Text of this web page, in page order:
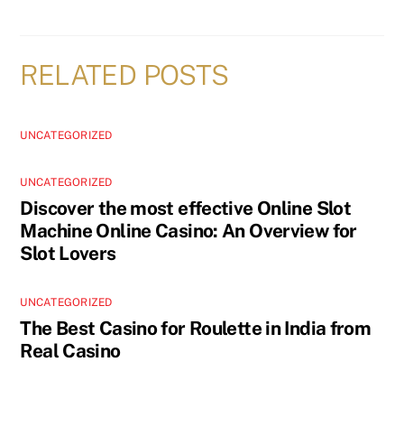
RELATED POSTS
UNCATEGORIZED
UNCATEGORIZED
Discover the most effective Online Slot
Machine Online Casino: An Overview for
Slot Lovers
UNCATEGORIZED
The Best Casino for Roulette in India from
Real Casino